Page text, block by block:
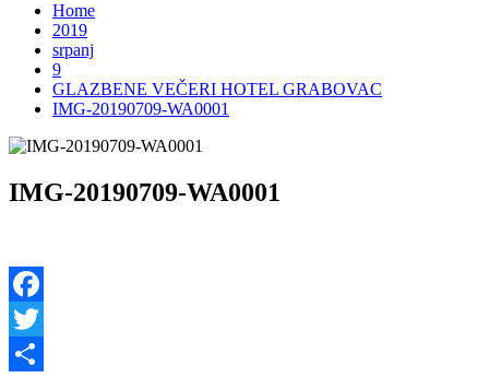
Home
2019
srpanj
9
GLAZBENE VEČERI HOTEL GRABOVAC
IMG-20190709-WA0001
IMG-20190709-WA0001
Facebook
Twitter